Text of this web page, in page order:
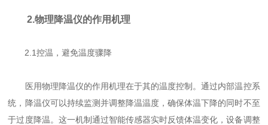
2.物理降温仪的作用机理
2.1控温，避免温度骤降
医用物理降温仪的作用机理在于其的温度控制。通过内部温控系
统，降温仪可以持续监测并调整降温温度，确保体温下降的同时不至
于过度降温。这一机制通过智能传感器实时反馈体温变化，设备调整